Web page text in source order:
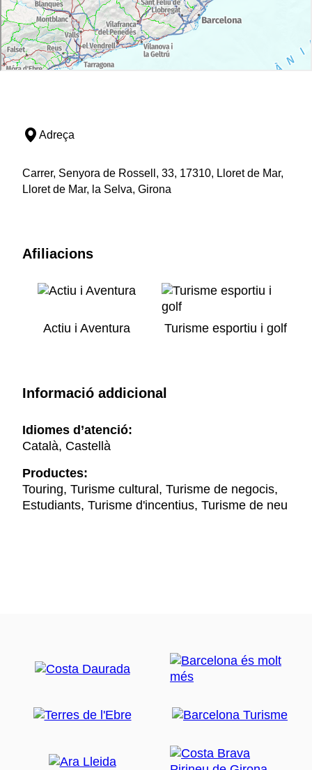
Adreça
Carrer, Senyora de Rossell, 33, 17310, Lloret de Mar,
Lloret de Mar, la Selva, Girona
Afiliacions
Actiu i Aventura Turisme esportiu i golf
Informació addicional
Idiomes d’atenció:
Català, Castellà
Productes:
Touring, Turisme cultural, Turisme de negocis,
Estudiants, Turisme d'incentius, Turisme de neu